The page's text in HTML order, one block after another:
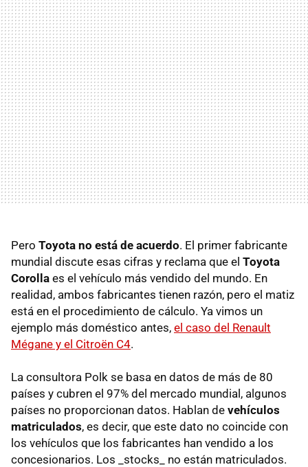
Pero Toyota no está de acuerdo. El primer fabricante
mundial discute esas cifras y reclama que el Toyota
Corolla es el vehículo más vendido del mundo. En
realidad, ambos fabricantes tienen razón, pero el matiz
está en el procedimiento de cálculo. Ya vimos un
ejemplo más doméstico antes, el caso del Renault
Mégane y el Citroën C4.
La consultora Polk se basa en datos de más de 80
países y cubren el 97% del mercado mundial, algunos
países no proporcionan datos. Hablan de vehículos
matriculados, es decir, que este dato no coincide con
los vehículos que los fabricantes han vendido a los
concesionarios. Los _stocks_ no están matriculados.